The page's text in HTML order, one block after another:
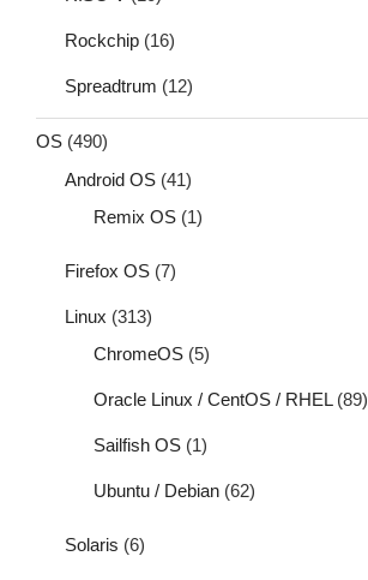
Rockchip (16)
Spreadtrum (12)
OS (490)
Android OS (41)
Remix OS (1)
Firefox OS (7)
Linux (313)
ChromeOS (5)
Oracle Linux / CentOS / RHEL(89)
Sailfish OS (1)
Ubuntu / Debian (62)
Solaris (6)